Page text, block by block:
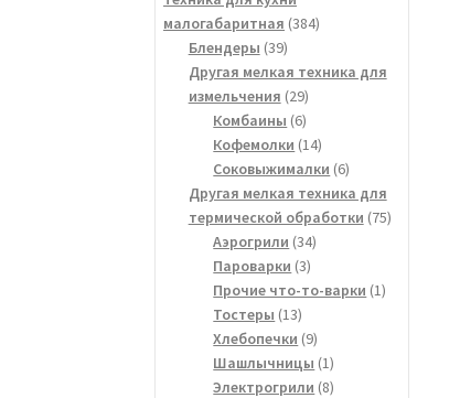
малогабаритная 384384
Блендеры 3939
товаров
Другая мелкая техника для
измельчения 2929
товаров
Комбаины 66
товаров
Кофемолки 1414
товаров
Соковыжималки 66
товаров
Другая мелкая техника для
термической обработки 7575
Аэрогрили 3434
Пароварки 33
товара
Прочие что-то-варки 11
Тостеры 1313
товаров
Хлебопечки 99
товаров
Шашлычницы 11
товар
Электрогрили 88